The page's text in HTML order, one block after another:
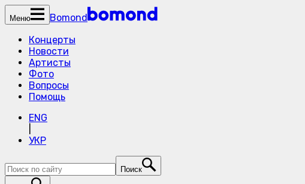
Меню
Bomond
Концерты
Новости
Артисты
Фото
Вопросы
Помощь
ENG
УКР
Поиск